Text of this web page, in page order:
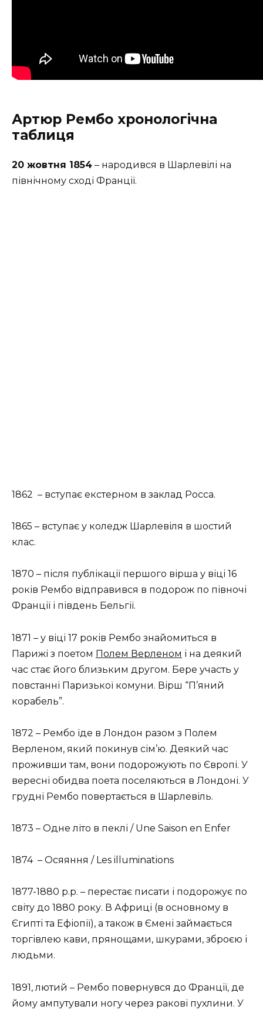
Артюр Рембо хронологічна
таблиця
20 жовтня 1854 – народився в Шарлевілі на
північному сході Франції.
1862 – вступає екстерном в заклад Росса.
1865 – вступає у коледж Шарлевіля в шостий
клас.
1870 – після публікації першого вірша у віці 16
років Рембо відправився в подорож по півночі
Франції і південь Бельгії.
1871 – у віці 17 років Рембо знайомиться в
Парижі з поетом Полем Верленом і на деякий
час стає його близьким другом. Бере участь у
повстанні Паризької комуни. Вірш “П’яний
корабель”.
1872 – Рембо їде в Лондон разом з Полем
Верленом, який покинув сім’ю. Деякий час
проживши там, вони подорожують по Європі. У
вересні обидва поета поселяються в Лондоні. У
грудні Рембо повертається в Шарлевіль.
1873 – Одне літо в пеклі / Une Saison en Enfer
1874 – Осяяння / Les illuminations
1877-1880 р.р. – перестає писати і подорожує по
світу до 1880 року. В Африці (в основному в
Єгипті та Ефіопії), а також в Ємені займається
торгівлею кави, прянощами, шкурами, зброєю і
людьми.
1891, лютий – Рембо повернувся до Франції, де
йому ампутували ногу через ракові пухлини. У